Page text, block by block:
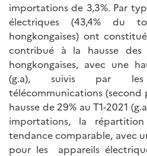
importations de 3,3%. Par
électriques (43,4% du
hongkongaises) ont
contribué à la hausse
hongkongaises, avec une
(g.a), suivis par les
télécommunications (second
hausse de 29% au T1-2021
importations, la
tendance comparable, avec
pour les appareils